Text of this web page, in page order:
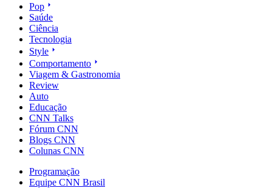
Pop
Saúde
Ciência
Tecnologia
Style
Comportamento
Viagem & Gastronomia
Review
Auto
Educação
CNN Talks
Fórum CNN
Blogs CNN
Colunas CNN
Programação
Equipe CNN Brasil